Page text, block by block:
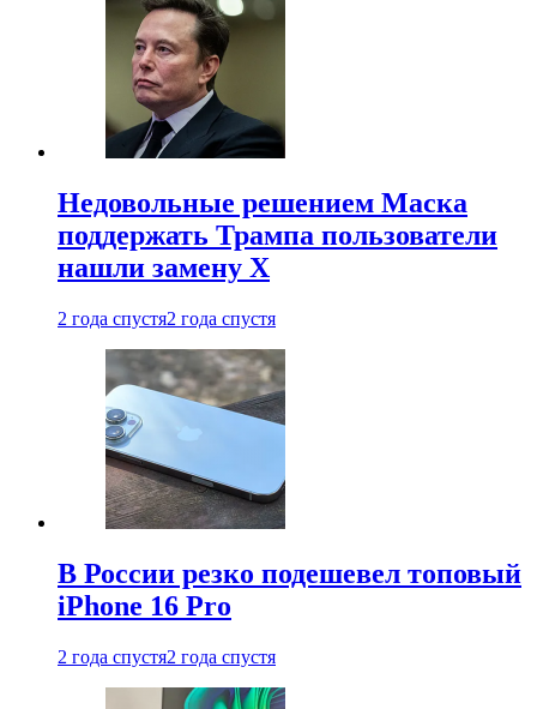
Недовольные решением Маска
поддержать Трампа пользователи
нашли замену X
2 года спустя2 года спустя
В России резко подешевел топовый
iPhone 16 Pro
2 года спустя2 года спустя